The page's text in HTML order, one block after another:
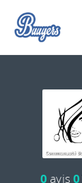
0 avis 0